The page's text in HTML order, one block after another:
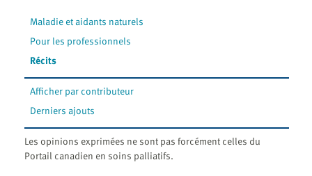
Maladie et aidants naturels
Pour les professionnels
Récits
Afficher par contributeur
Derniers ajouts
Les opinions exprimées ne sont pas forcément celles du
Portail canadien en soins palliatifs.